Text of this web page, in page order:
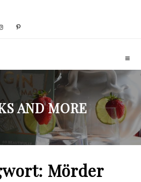
AND MORE
Mörder